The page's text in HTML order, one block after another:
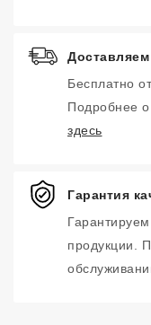
Бесплатно
Подробнее
здесь
Гарантия
продукции.